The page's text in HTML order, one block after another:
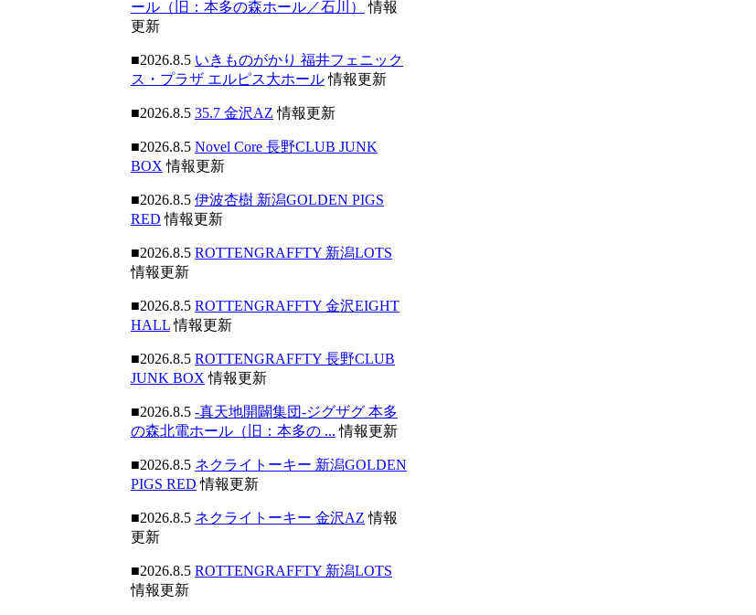
ール（旧：本多の森ホール／石川）
情報
更新
■2026.8.5 いきものがかり 福井フェニック
ス・プラザ エルピス大ホール情報更新
■2026.8.5 35.7 金沢AZ 情報更新
■2026.8.5 Novel Core 長野CLUB JUNK
BOX 情報更新
■2026.8.5 伊波杏樹 新潟GOLDEN PIGS
RED 情報更新
■2026.8.5 ROTTENGRAFFTY 新潟LOTS
情報更新
■2026.8.5 ROTTENGRAFFTY 金沢EIGHT
HALL情報更新
■2026.8.5 ROTTENGRAFFTY 長野CLUB
JUNK BOX 情報更新
■2026.8.5 -真天地開闢集団-ジグザグ 本多
の森北電ホール（旧：本多の ... 情報更新
■2026.8.5 ネクライトーキー 新潟GOLDEN
PIGS RED 情報更新
■2026.8.5 ネクライトーキー 金沢AZ 情報
更新
■2026.8.5 ROTTENGRAFFTY 新潟LOTS
情報更新